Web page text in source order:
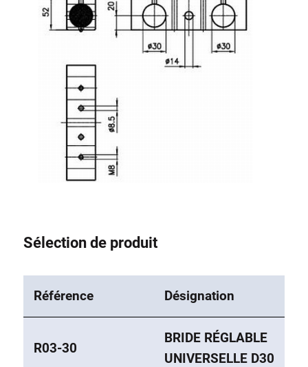
Sélection de produit
Référence Désignation
R03-30
BRIDE RÉGLABLE
UNIVERSELLE D30